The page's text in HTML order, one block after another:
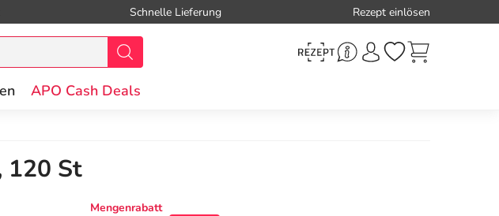
Schnelle Lieferung Rezept einlösen
APO Cash Deals
120 St
Mengenrabatt